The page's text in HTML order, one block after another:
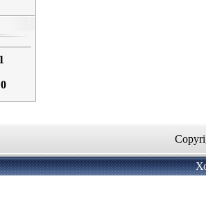
1
0